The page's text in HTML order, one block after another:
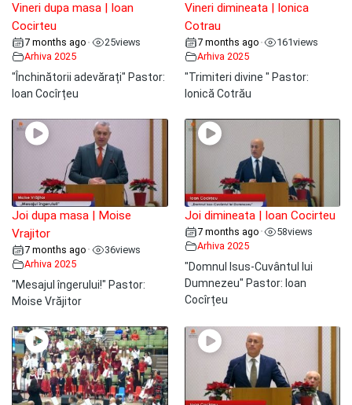
Vineri dupa masa | Ioan
Cocirteu
7 months ago • 25views
Arhiva 2025
"Închinătorii adevărați" Pastor:
Ioan Cocîrțeu
Vineri dimineata | Ionica
Cotrau
7 months ago • 161views
Arhiva 2025
"Trimiteri divine " Pastor:
Ionică Cotrău
Joi dupa masa | Moise
Vrajitor
7 months ago • 36views
Arhiva 2025
"Mesajul îngerului!" Pastor:
Moise Vrăjitor
Joi dimineata | Ioan Cocirteu
7 months ago • 58views
Arhiva 2025
"Domnul Isus-Cuvântul lui
Dumnezeu" Pastor: Ioan
Cocîrțeu